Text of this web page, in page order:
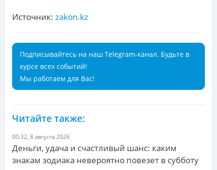
Источник: zakon.kz
Подписывайтесь на наш Telegram-канал. Будьте в
курсе всех событий!
Мы работаем для Вас!
Читайте также:
00:32, 8 августа 2026
Деньги, удача и счастливый шанс: каким
знакам зодиака невероятно повезет в субботу